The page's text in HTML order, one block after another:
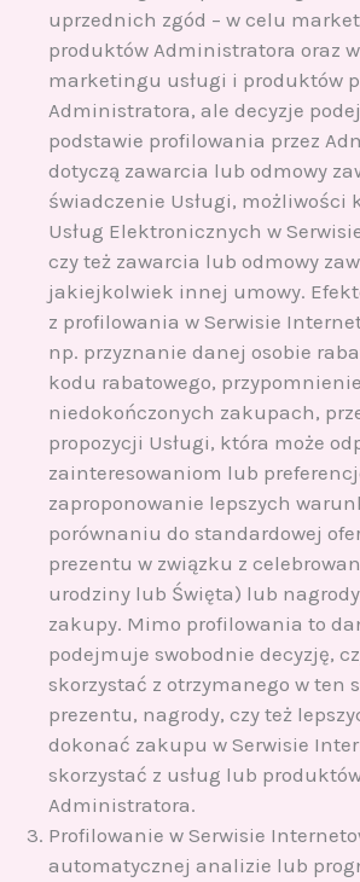
uprzednich zgód – w celu
produktów Administratora oraz
marketingu usługi i produktów
Administratora, ale decyzje
podstawie profilowania przez
dotyczą zawarcia lub odmowy
świadczenie Usługi, możliwości
Usług Elektronicznych w
czy też zawarcia lub odmowy
jakiejkolwiek innej umowy.
z profilowania w Serwisie
np. przyznanie danej osobie
kodu rabatowego,
niedokończonych zakupach,
propozycji Usługi, która może
zainteresowaniom lub
zaproponowanie lepszych
porównaniu do standardowej
prezentu w związku z
urodziny lub Święta) lub
zakupy. Mimo profilowania to
podejmuje swobodnie decyzję,
skorzystać z otrzymanego w ten
prezentu, nagrody, czy też
dokonać zakupu w Serwisie
skorzystać z usług lub
Administratora.
Profilowanie w Serwisie
automatycznej analizie lub